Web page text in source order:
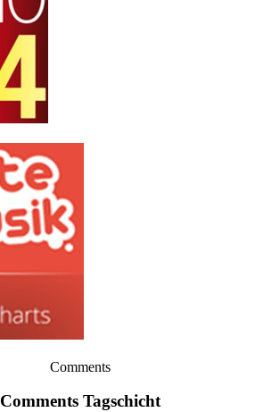
Comments
Comments Tagschicht